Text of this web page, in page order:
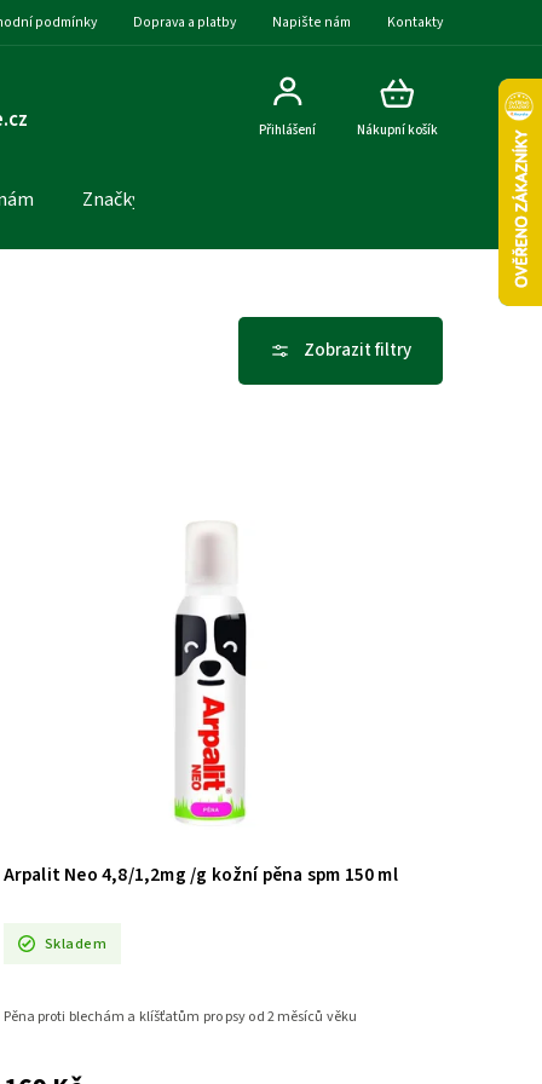
podmínky Doprava a platby Napište nám Kontakty
Nákupní košík
Přihlášení
Značky
Arpalit Neo 4,8/1,2mg /g kožní pěna spm 150 ml
Skladem
Pěna proti blechám a klíšťatům pro psy od 2 měsíců věku